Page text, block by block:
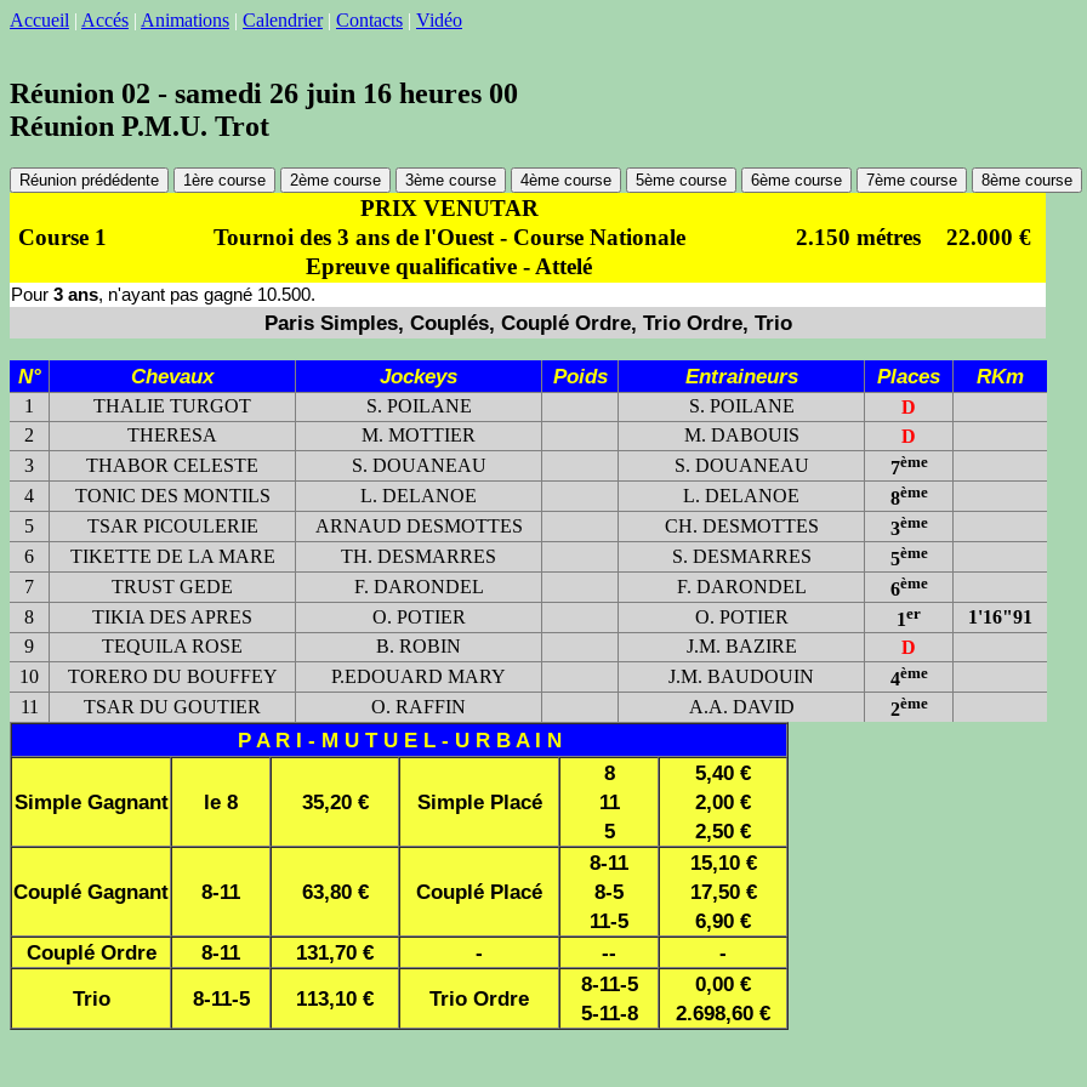
Accueil | Accés | Animations | Calendrier | Contacts | Vidéo
Réunion 02 - samedi 26 juin 16 heures 00
Réunion P.M.U. Trot
Réunion prédédente 1ère course 2ème course 3ème course 4ème course 5ème course 6ème course 7ème course 8ème course
Course 1
PRIX VENUTAR
Tournoi des 3 ans de l'Ouest - Course Nationale
Epreuve qualificative - Attelé
2.150 métres 22.000 €
Pour 3 ans, n'ayant pas gagné 10.500.
Paris Simples, Couplés, Couplé Ordre, Trio Ordre, Trio
N° Chevaux Jockeys Poids Entraineurs Places RKm
1 THALIE TURGOT S. POILANE S. POILANE
D
2
THERESA M. MOTTIER M. DABOUIS
D
3
THABOR CELESTE S. DOUANEAU S. DOUANEAU 7ème
4 TONIC DES MONTILS L. DELANOE L. DELANOE 8ème
5 TSAR PICOULERIE ARNAUD DESMOTTES CH. DESMOTTES 3ème
6 TIKETTE DE LA MARE TH. DESMARRES S. DESMARRES 5ème
7 TRUST GEDE F. DARONDEL F. DARONDEL 6ème
8 TIKIA DES APRES O. POTIER O. POTIER 1er
1'16"91
9
TEQUILA ROSE B. ROBIN J.M. BAZIRE
D
10
TORERO DU BOUFFEY P.EDOUARD MARY J.M. BAUDOUIN 4ème
11 TSAR DU GOUTIER O. RAFFIN A.A. DAVID 2ème
P A R I - M U T U E L - U R B A I N
Simple Gagnant le 8 35,20 € Simple Placé
8
11
5
5,40 €
2,00 €
2,50 €
Couplé Gagnant 8-11 63,80 € Couplé Placé
8-11
8-5
11-5
15,10 €
17,50 €
6,90 €
Couplé Ordre
8-11 131,70 € - --
-
Trio
8-11-5 113,10 € Trio Ordre
8-11-5
5-11-8
0,00 €
2.698,60 €